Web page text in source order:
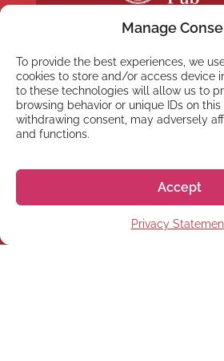
Manage
To provide the best experiences, we
cookies to store and/or access device
to these technologies will allow us to
browsing behavior or unique IDs on
withdrawing consent, may adversely
and functions.
Accept
Privacy
Anmäl dig till